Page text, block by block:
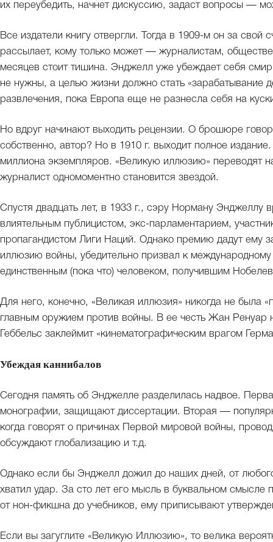
их переубедить, начнет дискуссию, задаст вопросы —
Все издатели книгу отвергли. Тогда в 1909-м он за свой
рассылает, кому только может — журналистам,
месяцев стоит тишина. Энджелл уже убеждает себя
не нужны, а целью жизни должно стать «зарабатывание
развлечения, пока Европа еще не разнесла себя на
Но вдруг начинают выходить рецензии. О брошюре
собственно, автор? Но в 1910 г. выходит полное
миллиона экземпляров. «Великую иллюзию» переводят
журналист одномоментно становится звездой.
Спустя двадцать лет, в 1933 г., сэру Норману
влиятельным публицистом, экс-парламентарием,
пропагандистом Лиги Наций. Однако премию дадут ему
иллюзию войны, убедительно призвал к международному
единственным (пока что) человеком, получившим
Для него, конечно, «Великая иллюзия» никогда не была
главным оружием против войны. В ее честь Жан Ренуар
Геббельс заклеймит «кинематографическим врагом
Убеждая каннибалов
Сегодня память об Энджелле разделилась надвое.
монографии, защищают диссертации. Вторая —
когда говорят о причинах Первой мировой войны,
обсуждают глобализацию и т.д.
Однако если бы Энджелл дожил до наших дней, от
хватил удар. За сто лет его мысль в буквальном смысле
от нон-фикшна до учебников, ему приписывают
Если вы загуглите «Великую Иллюзию», то велика